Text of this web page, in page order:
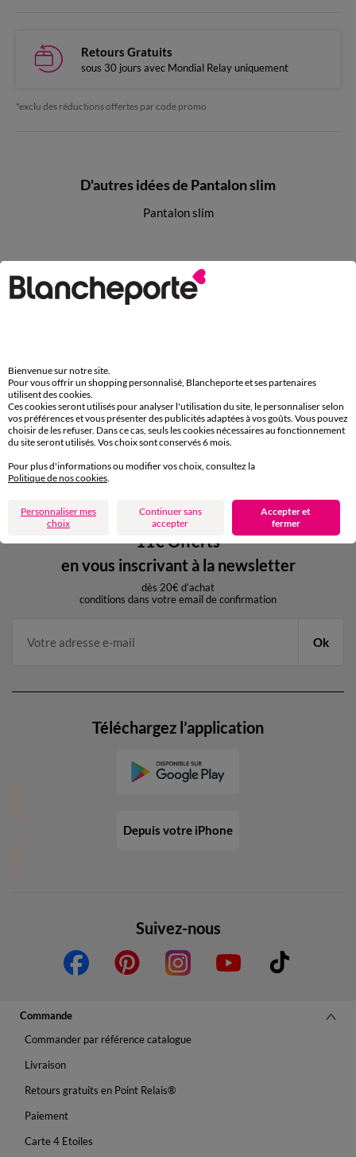
Retours Gratuits
sous 30 jours avec Mondial Relay uniquement
*exclu des réductions offertes par code promo
D'autres idées de Pantalon slim
Pantalon slim
Paiement 100% sécurisé
Payez plus tard ou en plusieurs fois
Retours gratuits
sous 30 jours avec Mondial Relay uniquement
par chat et par téléphone
de 8h00 à 20h00 du lundi au samedi
11€ Offerts
en vous inscrivant à la newsletter
dès 20€ d’achat
conditions dans votre email de confirmation
Ok
Suivez-nous
Téléchargez l’application
Depuis votre iPhone
Commande
Commander par référence catalogue
Livraison
Retours gratuits en Point Relais®
Paiement
Carte 4 Etoiles
Bienvenue sur notre site.
Pour vous offrir un shopping personnalisé, Blancheporte et ses partenaires
utilisent des cookies.
Ces cookies seront utilisés pour analyser l'utilisation du site, le personnaliser selon
vos préférences et vous présenter des publicités adaptées à vos goûts. Vous pouvez
choisir de les refuser. Dans ce cas, seuls les cookies nécessaires au fonctionnement
du site seront utilisés. Vos choix sont conservés 6 mois.
Pour plus d'informations ou modifier vos choix, consultez la
Politique de nos cookies
Personnaliser mes
choix
Continuer sans
accepter
Accepter et
fermer